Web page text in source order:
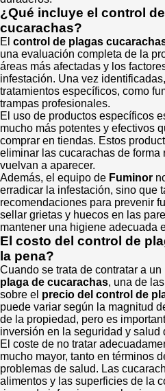
¿Qué incluye el control
cucarachas?
El control de plagas
una evaluación completa de la
áreas más afectadas y los
infestación. Una vez
tratamientos específicos, como
trampas profesionales.
El uso de productos específicos
mucho más potentes y efectivos
comprar en tiendas. Estos
eliminar las cucarachas de forma
vuelvan a aparecer.
Además, el equipo de Fuminor
erradicar la infestación, sino que
recomendaciones para prevenir
sellar grietas y huecos en las
mantener una higiene adecuada
El costo del control de
la pena?
Cuando se trata de contratar a
plaga de cucarachas, una de
sobre el precio del control de
puede variar según la magnitud
de la propiedad, pero es
inversión en la seguridad y salud
El coste de no tratar
mucho mayor, tanto en términos
problemas de salud. Las
alimentos y las superficies de la